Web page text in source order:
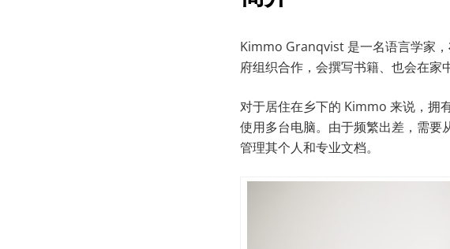
Kimmo Granqvist 是一名语言学家，
府组织合作，会撰写书籍、也会在家
对于居住在乡下的 Kimmo 来说，拥
使用多台电脑。由于频繁出差，需要
管理其个人和专业文档。